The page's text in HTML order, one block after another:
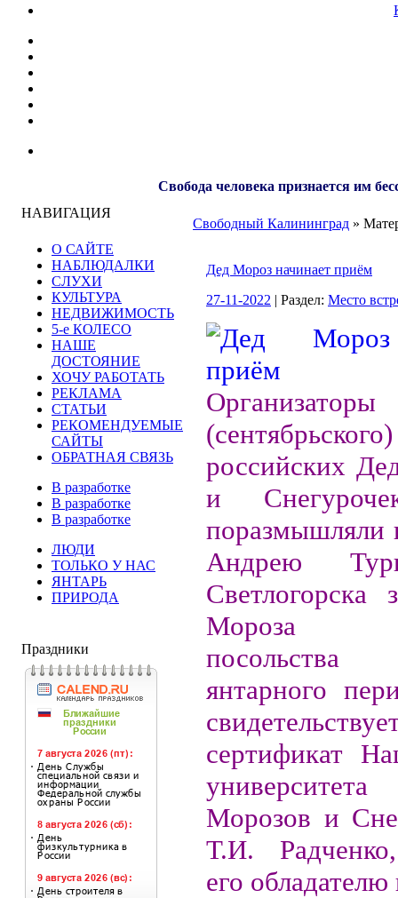
Свобода человека признается им
НАВИГАЦИЯ
О САЙТЕ
НАБЛЮДАЛКИ
СЛУХИ
КУЛЬТУРА
НЕДВИЖИМОСТЬ
5-е КОЛЕСО
НАШЕ
ДОСТОЯНИЕ
ХОЧУ РАБОТАТЬ
РЕКЛАМА
СТАТЬИ
РЕКОМЕНДУЕМЫЕ
САЙТЫ
ОБРАТНАЯ СВЯЗЬ
В разработке
В разработке
В разработке
ЛЮДИ
ТОЛЬКО У НАС
ЯНТАРЬ
ПРИРОДА
Праздники
Свободный Калининград »
Дед Мороз начинает приём
27-11-2022 | Раздел: Место
российских
и
поразмышляли
Андрею
Светлогорска
Мороза
янтарного
сертификат
Морозов и
Т.И.
его